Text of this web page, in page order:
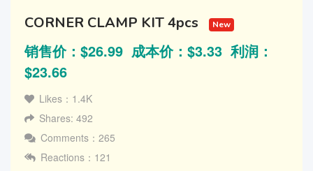
CORNER CLAMP KIT 4pcs New
销售价：$26.99 成本价：$3.33 利润：
$23.66
Likes：1.4K
Shares: 492
Comments：265
Reactions：121